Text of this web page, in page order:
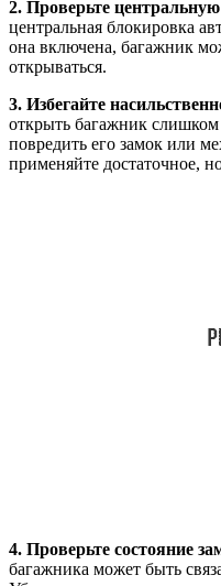
2. Проверьте
центральная блокировка
она включена, багажник
открываться.
3. Избегайте
открыть багажник
повредить его замок или
применяйте достаточное,
4. Проверьте состояние
багажника может быть